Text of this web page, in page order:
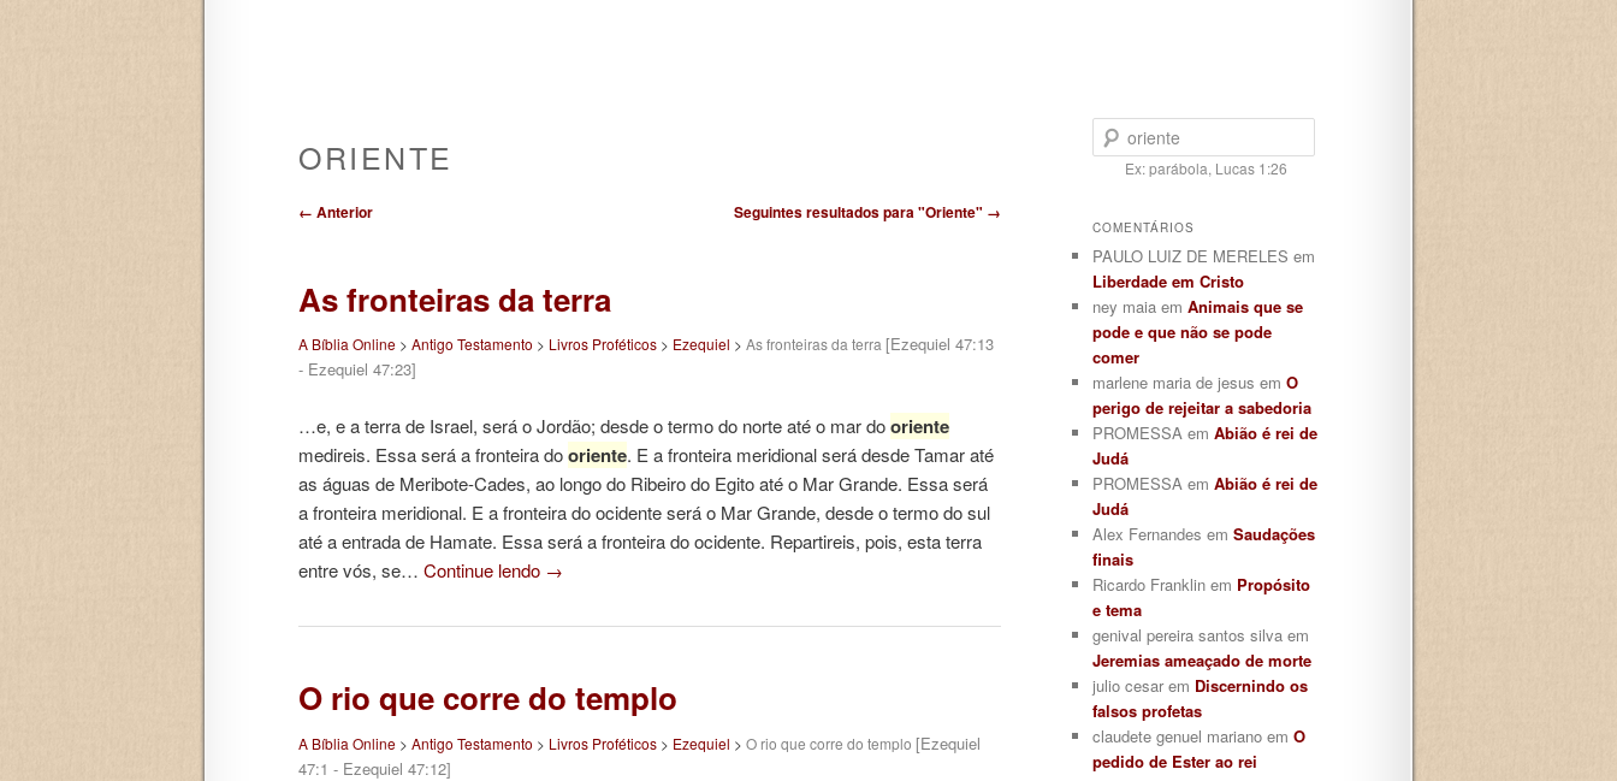
ORIENTE
Navegação de posts Seguintes resultados para "Oriente" →
← Anterior
As fronteiras da terra
A Bíblia Online > Antigo Testamento > Livros Proféticos > Ezequiel > As fronteiras da terra [Ezequiel 47:13
- Ezequiel 47:23]
…e, e a terra de Israel, será o Jordão; desde o termo do norte até o mar dooriente
medireis. Essa será a fronteira dooriente. E a fronteira meridional será desde Tamar até
as águas de Meribote-Cades, ao longo do Ribeiro do Egito até o Mar Grande. Essa será
a fronteira meridional. E a fronteira do ocidente será o Mar Grande, desde o termo do sul
até a entrada de Hamate. Essa será a fronteira do ocidente. Repartireis, pois, esta terra
entre vós, se… Continue lendo →
O rio que corre do templo
A Bíblia Online > Antigo Testamento > Livros Proféticos > Ezequiel > O rio que corre do templo [Ezequiel
47:1 - Ezequiel 47:12]
Pesquisar
Ex: parábola, Lucas 1:26
COMENTÁRIOS
PAULO LUIZ DE MERELES em
Liberdade em Cristo
ney maia em Animais que se
pode e que não se pode
comer
marlene maria de jesus em O
perigo de rejeitar a sabedoria
PROMESSA em Abião é rei de
Judá
PROMESSA em Abião é rei de
Judá
Alex Fernandes em Saudações
finais
Ricardo Franklin em Propósito
e tema
genival pereira santos silva em
Jeremias ameaçado de morte
julio cesar em Discernindo os
falsos profetas
claudete genuel mariano em O
pedido de Ester ao rei